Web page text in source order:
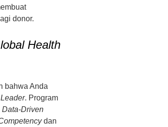
donor.
Health
bahwa Anda
. Program
Data-Driven
dan